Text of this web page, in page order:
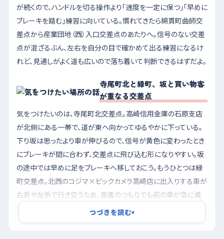
が続くので、ハンドルを切る操作より「速度を一定に保つ」「早めに
ブレーキを踏む」練習に向いている。慣れてきたら綿貫町曲師交
差点から産業団地（西）入口交差点のあたりへ。信号のない交差
点が混ざるぶん、左右を自分の目で確かめて出る練習になるけ
れど、見通しがよく道も広いので落ち着いて判断できるはずだよ。
寺尾町北と緑町、坂と買い物客
が重なる交差点
気をつけたいのは、寺尾町北交差点。高崎信用金庫の石原支店
が北側にある一帯で、道が東へ向かってゆるやかに下っている。
下り坂は思ったより車が伸びるので、信号が黄色に変わったとき
にブレーキが間に合わず、交差点に飛び込む形になりやすい。坂
の途中では早めに足をブレーキへ移しておこう。もうひとつは緑
町交差点。北西のコジマ×ビックカメラ高崎店に出入りする車が
右折や左折で行き交うため、直進のつもりでも前の車が急に減
速したり、店の駐車場から車が出てきたりする。買い物のための
動きが多い場所だと考えて、車間をいつもより広めにとると気持
つづきを読む▾